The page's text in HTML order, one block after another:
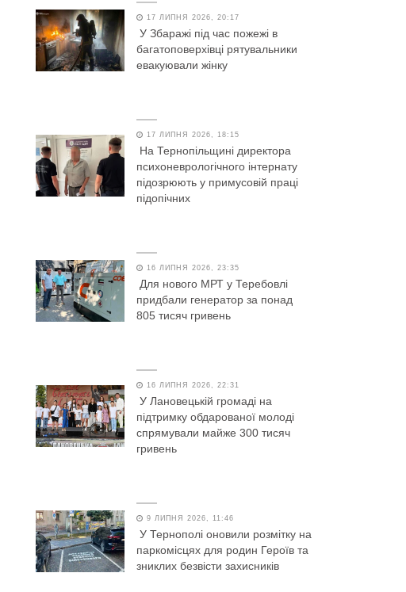
17 ЛИПНЯ 2026, 20:17
У Збаражі під час пожежі в
багатоповерхівці рятувальники
евакуювали жінку
17 ЛИПНЯ 2026, 18:15
На Тернопільщині директора
психоневрологічного інтернату
підозрюють у примусовій праці
підопічних
16 ЛИПНЯ 2026, 23:35
Для нового МРТ у Теребовлі
придбали генератор за понад
805 тисяч гривень
16 ЛИПНЯ 2026, 22:31
У Лановецькій громаді на
підтримку обдарованої молоді
спрямували майже 300 тисяч
гривень
9 ЛИПНЯ 2026, 11:46
У Тернополі оновили розмітку на
паркомісцях для родин Героїв та
зниклих безвісти захисників